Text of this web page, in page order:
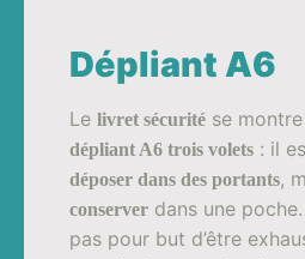
Dépliant A6
Lelivret sécurité se
dépliant A6 trois volets : il
déposer dans des portants,
conserver dans une
pas pour but d’être